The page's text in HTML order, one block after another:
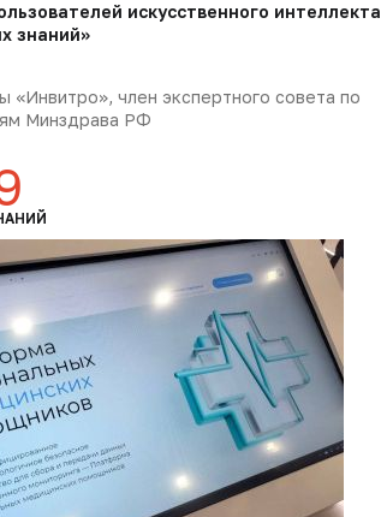
искусственного интеллекта
знаний»
член экспертного совета по
Минздрава РФ